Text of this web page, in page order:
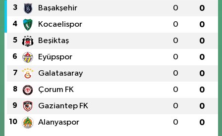
3 Başakşehir 0 0
4 Kocaelispor 0 0
5 Beşiktaş 0 0
6 Eyüpspor 0 0
7 Galatasaray 0 0
8 Çorum FK 0 0
9 Gaziantep FK 0 0
10 Alanyaspor 0 0